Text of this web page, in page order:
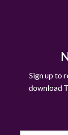
Sign up to
download